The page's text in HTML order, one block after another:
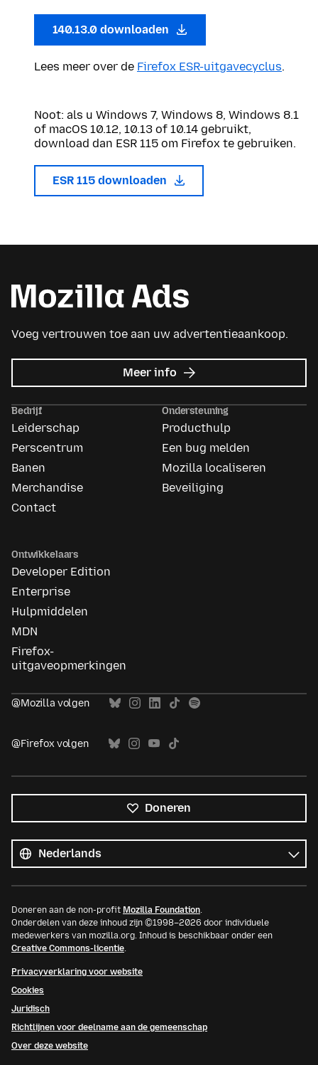
140.13.0 downloaden
Lees meer over de Firefox ESR-uitgavecyclus.
Noot: als u Windows 7, Windows 8, Windows 8.1
of macOS 10.12, 10.13 of 10.14 gebruikt,
download dan ESR 115 om Firefox te gebruiken.
ESR 115 downloaden
Voeg vertrouwen toe aan uw advertentieaankoop.
Meer info over
Mozilla
Bedrijf
Leiderschap
Perscentrum
Banen
Merchandise
Contact
Ondersteuning
Producthulp
Een bug melden
Mozilla localiseren
Beveiliging
Ontwikkelaars
Developer Edition
Enterprise
Hulpmiddelen
MDN
Firefox-
uitgaveopmerkingen
@Mozilla volgen
@Firefox volgen
Doneren
talen
Taal
Doneren aan de non-profit Mozilla Foundation.
Onderdelen van deze inhoud zijn ©1998–2026 door individuele
medewerkers van mozilla.org. Inhoud is beschikbaar onder een
Creative Commons-licentie.
Privacyverklaring voor website
Cookies
Juridisch
Richtlijnen voor deelname aan de gemeenschap
Over deze website